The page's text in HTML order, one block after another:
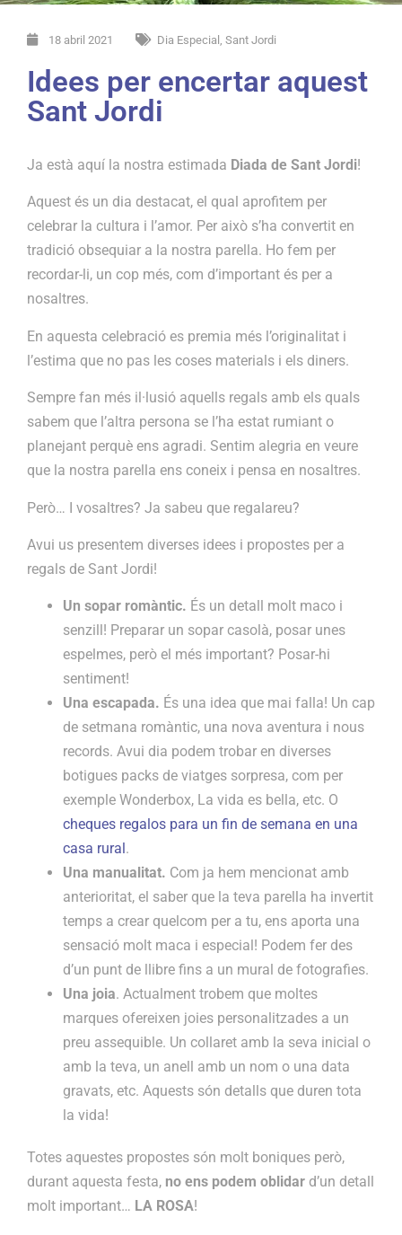
18 abril 2021 Dia Especial Sant Jordi
Idees per encertar aquest
Sant Jordi
Ja està aquí la nostra estimada Diada de Sant Jordi!
Aquest és un dia destacat, el qual aprofitem per
celebrar la cultura i l’amor. Per això s’ha convertit en
tradició obsequiar a la nostra parella. Ho fem per
recordar-li, un cop més, com d’important és per a
nosaltres.
En aquesta celebració es premia més l’originalitat i
l’estima que no pas les coses materials i els diners.
Sempre fan més il·lusió aquells regals amb els quals
sabem que l’altra persona se l’ha estat rumiant o
planejant perquè ens agradi. Sentim alegria en veure
que la nostra parella ens coneix i pensa en nosaltres.
Però… I vosaltres? Ja sabeu que regalareu?
Avui us presentem diverses idees i propostes per a
regals de Sant Jordi!
Un sopar romàntic. És un detall molt maco i
senzill! Preparar un sopar casolà, posar unes
espelmes, però el més important? Posar-hi
sentiment!
Una escapada. És una idea que mai falla! Un cap
de setmana romàntic, una nova aventura i nous
records. Avui dia podem trobar en diverses
botigues packs de viatges sorpresa, com per
exemple Wonderbox, La vida es bella, etc. O
cheques regalos para un fin de semana en una
casa rural .
Una manualitat. Com ja hem mencionat amb
anterioritat, el saber que la teva parella ha invertit
temps a crear quelcom per a tu, ens aporta una
sensació molt maca i especial! Podem fer des
d’un punt de llibre fins a un mural de fotografies.
Una joia. Actualment trobem que moltes
marques ofereixen joies personalitzades a un
preu assequible. Un collaret amb la seva inicial o
amb la teva, un anell amb un nom o una data
gravats, etc. Aquests són detalls que duren tota
la vida!
Totes aquestes propostes són molt boniques però,
durant aquesta festa, no ens podem oblidar d’un detall
molt important… LA ROSA!